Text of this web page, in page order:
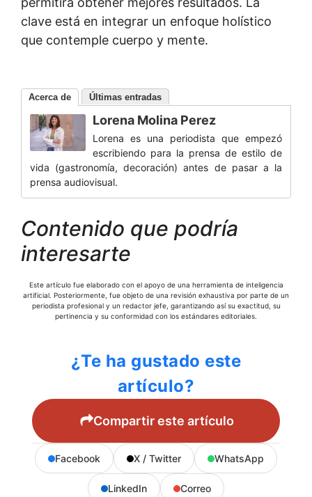
clave está en integrar un enfoque holístico
que contemple cuerpo y mente.
Acerca de Últimas entradas
Lorena Molina Perez
Lorena es una periodista que empezó
escribiendo para la prensa de estilo de
vida (gastronomía, decoración) antes de pasar a la
prensa audiovisual.
Contenido que podría
interesarte
Este artículo fue elaborado con el apoyo de una herramienta de inteligencia
artificial. Posteriormente, fue objeto de una revisión exhaustiva por parte de un
periodista profesional y un redactor jefe, garantizando así su exactitud, su
pertinencia y su conformidad con los estándares editoriales.
¿Te ha gustado este
artículo?
Compartir este artículo
Facebook X / Twitter WhatsApp
LinkedIn Correo